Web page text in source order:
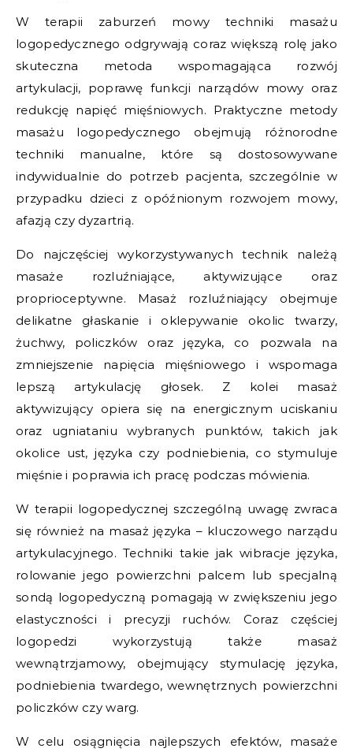
W terapii zaburzeń mowy techniki masażu
logopedycznego odgrywają coraz większą rolę jako
skuteczna metoda wspomagająca rozwój
artykulacji, poprawę funkcji narządów mowy oraz
redukcję napięć mięśniowych. Praktyczne metody
masażu logopedycznego obejmują różnorodne
techniki manualne, które są dostosowywane
indywidualnie do potrzeb pacjenta, szczególnie w
przypadku dzieci z opóźnionym rozwojem mowy,
afazją czy dyzartrią.
Do najczęściej wykorzystywanych technik należą
masaże rozluźniające, aktywizujące oraz
proprioceptywne. Masaż rozluźniający obejmuje
delikatne głaskanie i oklepywanie okolic twarzy,
żuchwy, policzków oraz języka, co pozwala na
zmniejszenie napięcia mięśniowego i wspomaga
lepszą artykulację głosek. Z kolei masaż
aktywizujący opiera się na energicznym uciskaniu
oraz ugniataniu wybranych punktów, takich jak
okolice ust, języka czy podniebienia, co stymuluje
mięśnie i poprawia ich pracę podczas mówienia.
W terapii logopedycznej szczególną uwagę zwraca
się również na masaż języka – kluczowego narządu
artykulacyjnego. Techniki takie jak wibracje języka,
rolowanie jego powierzchni palcem lub specjalną
sondą logopedyczną pomagają w zwiększeniu jego
elastyczności i precyzji ruchów. Coraz częściej
logopedzi wykorzystują także masaż
wewnątrzjamowy, obejmujący stymulację języka,
podniebienia twardego, wewnętrznych powierzchni
policzków czy warg.
W celu osiągnięcia najlepszych efektów, masaże